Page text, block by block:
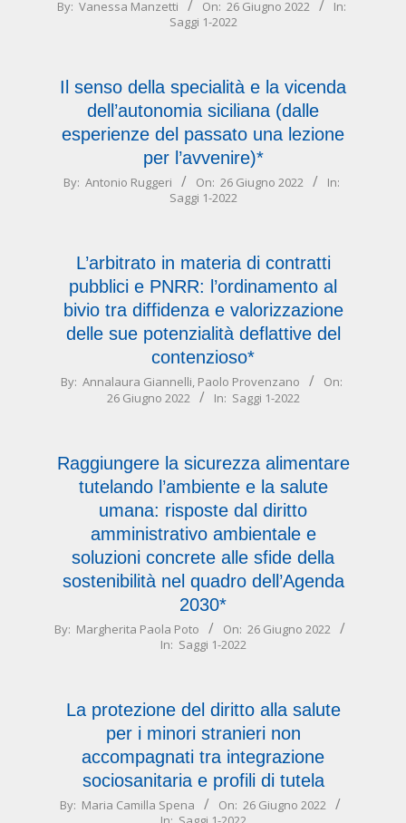
2022-
By: Vanessa Manzetti On: 26 Giugno 2022
In:
Saggi 1-2022
Il senso della specialità e la vicenda
dell’autonomia siciliana (dalle
esperienze del passato una lezione
per l’avvenire)*
2022-
By: Antonio Ruggeri On: 26 Giugno 2022
In:
Saggi 1-2022
L’arbitrato in materia di contratti
pubblici e PNRR: l’ordinamento al
bivio tra diffidenza e valorizzazione
delle sue potenzialità deflattive del
contenzioso*
2022-
By: Annalaura Giannelli, Paolo Provenzano
On:
26 Giugno 2022
In: Saggi 1-2022
Raggiungere la sicurezza alimentare
tutelando l’ambiente e la salute
umana: risposte dal diritto
amministrativo ambientale e
soluzioni concrete alle sfide della
sostenibilità nel quadro dell’Agenda
2030*
2022-
By: Margherita Paola Poto On: 26 Giugno 2022
In: Saggi 1-2022
La protezione del diritto alla salute
per i minori stranieri non
accompagnati tra integrazione
sociosanitaria e profili di tutela
2022-
By: Maria Camilla Spena On: 26 Giugno 2022